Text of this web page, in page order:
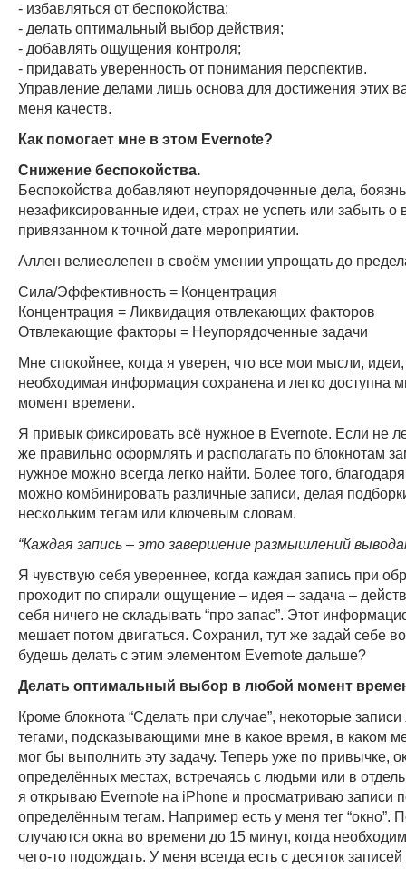
- избавляться от беспокойства;
- делать оптимальный выбор действия;
- добавлять ощущения контроля;
- придавать уверенность от понимания перспектив.
Управление делами лишь основа для достижения этих
меня качеств.
Как помогает мне в этом Evernote?
Снижение беспокойства.
Беспокойства добавляют неупорядоченные дела,
незафиксированные идеи, страх не успеть или забыть о
привязанном к точной дате мероприятии.
Аллен велиеолепен в своём умении упрощать до
Сила/Эффективность = Концентрация
Концентрация = Ликвидация отвлекающих факторов
Отвлекающие факторы = Неупорядоченные задачи
Мне спокойнее, когда я уверен, что все мои мысли,
необходимая информация сохранена и легко доступна
момент времени.
Я привык фиксировать всё нужное в Evernote. Если не
же правильно оформлять и располагать по блокнотам
нужное можно всегда легко найти. Более того,
можно комбинировать различные записи, делая
нескольким тегам или ключевым словам.
“Каждая запись – это завершение размышлений
Я чувствую себя увереннее, когда каждая запись при
проходит по спирали ощущение – идея – задача –
себя ничего не складывать “про запас”. Этот
мешает потом двигаться. Сохранил, тут же задай себе
будешь делать с этим элементом Evernote дальше?
Делать оптимальный выбор в любой момент
Кроме блокнота “Сделать при случае”, некоторые
тегами, подсказывающими мне в какое время, в каком
мог бы выполнить эту задачу. Теперь уже по привычке,
определённых местах, встречаясь с людьми или в
я открываю Evernote на iPhone и просматриваю записи
определённым тегам. Например есть у меня тег “окно”.
случаются окна во времени до 15 минут, когда
чего-то подождать. У меня всегда есть с десяток